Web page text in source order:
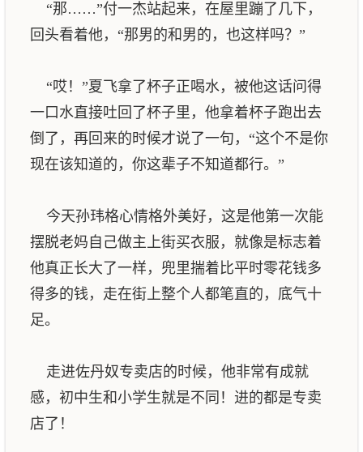
“那……”付一杰站起来，在屋里蹦了几下，
回头看着他，“那男的和男的，也这样吗？”
“哎！”夏飞拿了杯子正喝水，被他这话问得
一口水直接吐回了杯子里，他拿着杯子跑出去
倒了，再回来的时候才说了一句，“这个不是你
现在该知道的，你这辈子不知道都行。”
今天孙玮格心情格外美好，这是他第一次能
摆脱老妈自己做主上街买衣服，就像是标志着
他真正长大了一样，兜里揣着比平时零花钱多
得多的钱，走在街上整个人都笔直的，底气十
足。
走进佐丹奴专卖店的时候，他非常有成就
感，初中生和小学生就是不同！进的都是专卖
店了！